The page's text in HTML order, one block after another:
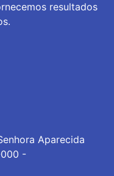
resultados
Aparecida
-